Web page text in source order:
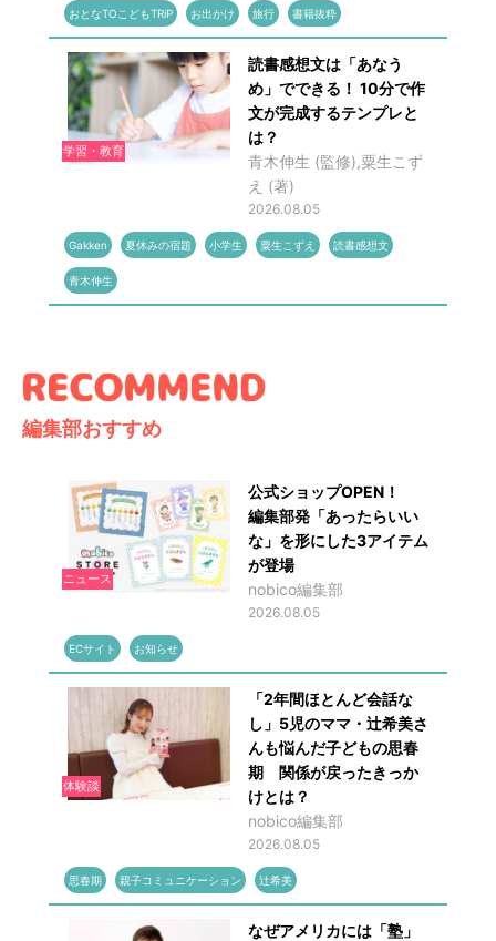
おとなTOこどもTRiP お出かけ 旅行 書籍抜粋
学習・教育
読書感想文は「あなう
め」でできる！ 10分で作
文が完成するテンプレと
は？
青木伸生 (監修),粟生こず
え (著)
2026.08.05
Gakken 夏休みの宿題 小学生 粟生こずえ 読書感想文
青木伸生
編集部おすすめ
ニュース
公式ショップOPEN！
編集部発「あったらいい
な」を形にした3アイテム
が登場
nobico編集部
2026.08.05
ECサイト お知らせ
体験談
「2年間ほとんど会話な
し」5児のママ・辻希美さ
んも悩んだ子どもの思春
期 関係が戻ったきっか
けとは？
nobico編集部
2026.08.05
思春期 親子コミュニケーション 辻希美
なぜアメリカには「塾」